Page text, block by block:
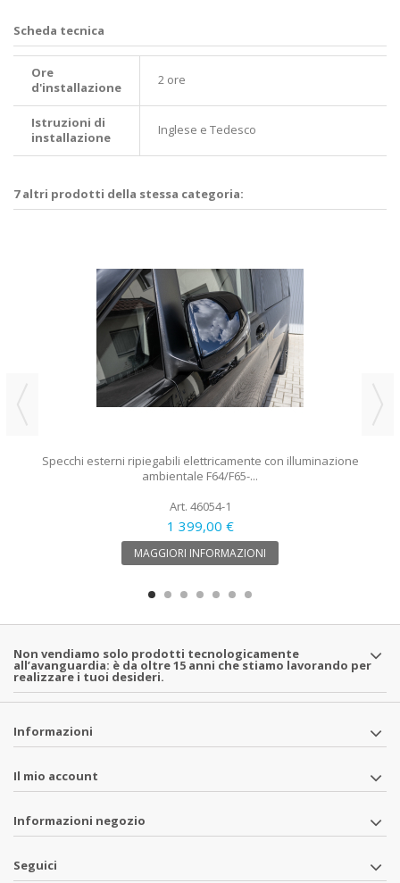
Scheda tecnica
Ore
d'installazione
2 ore
Istruzioni di
installazione
Inglese e Tedesco
7 altri prodotti della stessa categoria:
Specchi esterni ripiegabili elettricamente con illuminazione
ambientale F64/F65-...
Art. 46054-1
1 399,00 €
MAGGIORI INFORMAZIONI
Non vendiamo solo prodotti tecnologicamente
all’avanguardia: è da oltre 15 anni che stiamo lavorando per
realizzare i tuoi desideri.
Informazioni
Il mio account
Informazioni negozio
Seguici